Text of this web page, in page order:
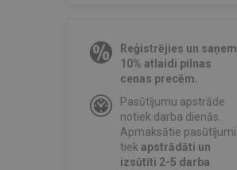
Reģistrējies un saņem
10% atlaidi pilnas
cenas precēm.
Pasūtījumu apstrāde
notiek darba dienās.
Apmaksātie pasūtījumi
tiekapstrādāti un
izsūtīti 2-5 darba